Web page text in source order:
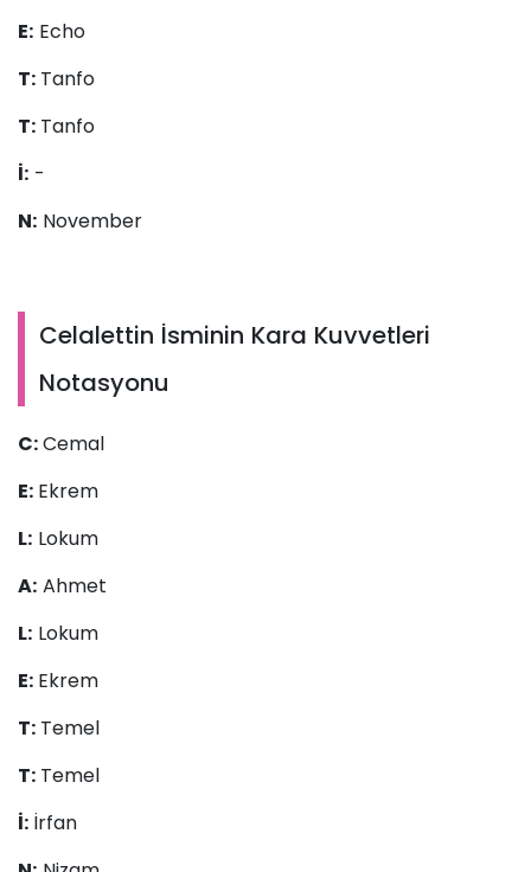
E: Echo
T: Tanfo
T: Tanfo
İ: -
N: November
Celalettin İsminin Kara Kuvvetleri
Notasyonu
C:Cemal
E: Ekrem
L: Lokum
A: Ahmet
L: Lokum
E: Ekrem
T: Temel
T: Temel
İ: İrfan